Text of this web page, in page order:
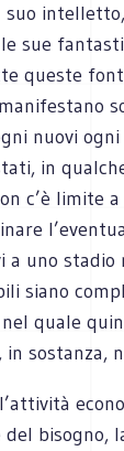
suo
sue
queste
nuovi
in
c’è limite
a uno
siano
quale
in sostanza,
del bisogno,